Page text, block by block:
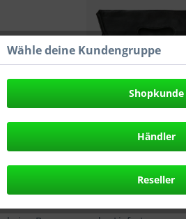
349,00 € *
frühestes Lieferdatum: 07.08.2026
Wähle deine Kundengruppe
Shopkunde
Händler
Reseller